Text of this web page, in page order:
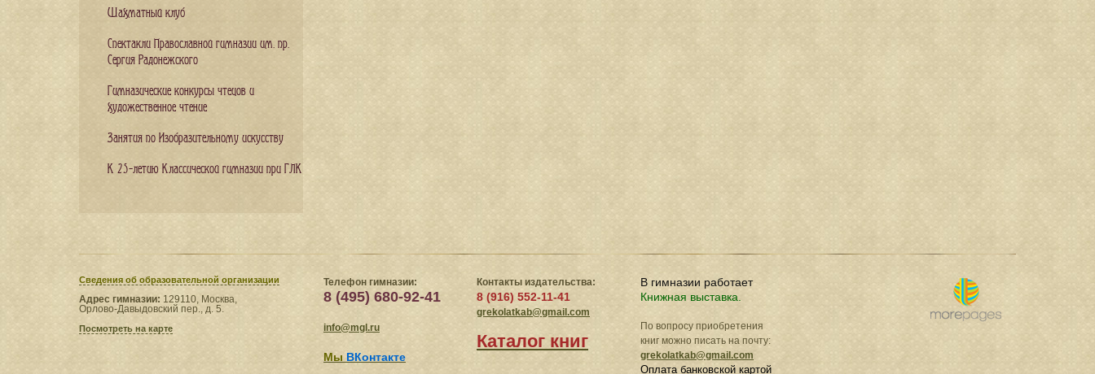
Шахматный клуб
Спектакли Православной гимназии им. пр.
Сергия Радонежского
Гимназические конкурсы чтецов и
художественное чтение
Занятия по Изобразительному искусству
К 25-летию Классической гимназии при ГЛК
Сведения​ об образовательной организации
Адрес гимназии: 129110, Москва,
Орлово-Давыдовский пер., д. 5.
Посмотреть на карте
Телефон гимназии:
8 (495) 680-92-41
info@mgl.ru
Мы ВКонтакте
Контакты издательства:
8 (916) 552-11-41
grekolatkab@gmail.com
Каталог книг
В гимназии работает
Книжная выставка.
По вопросу приобретения
книг можно писать на почту:
grekolatkab@gmail.com
Оплата банковской картой